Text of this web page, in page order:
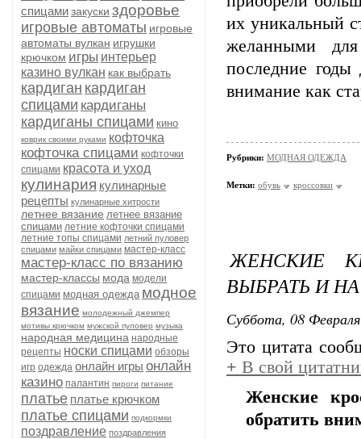
спицамизакуски здоровье
игровые автоматы игровые
автоматы вулкан игрушки
крючком игры интерьер
казино вулкан как выбрать
кардиган кардиган
спицами кардиганы
кардиганы спицами кино
коврик своими руками кофточка
кофточка спицами кофточки
спицами красота и уход
кулинария кулинарные
рецепты кулинарные хитрости
летнее вязание летнее вязание
спицами летние кофточки спицами
летние топы спицами летний пуловер
спицами майки спицами мастер-класс
мастер-класс по вязанию
мастер-классы мода модели
спицами модная одежда модное
вязание молодежный джемпер
мотивы крючком мужской пуловер музыка
народная медицина народные
рецепты носки спицами обзоры
игр одежда онлайн игры онлайн
казино палантин пироги питание
платье платье крючком
платье спицами подкормки
поздравление поздравления
их уникальный
желанными
последние годы
внимание как
Рубрики: МОДНАЯ ОДЕЖДА
Метки: обувь кроссовки
ЖЕНСКИЕ
ВЫБРАТЬ И
Суббота, 08
Это цитата
+ В свой
Женские
обратить